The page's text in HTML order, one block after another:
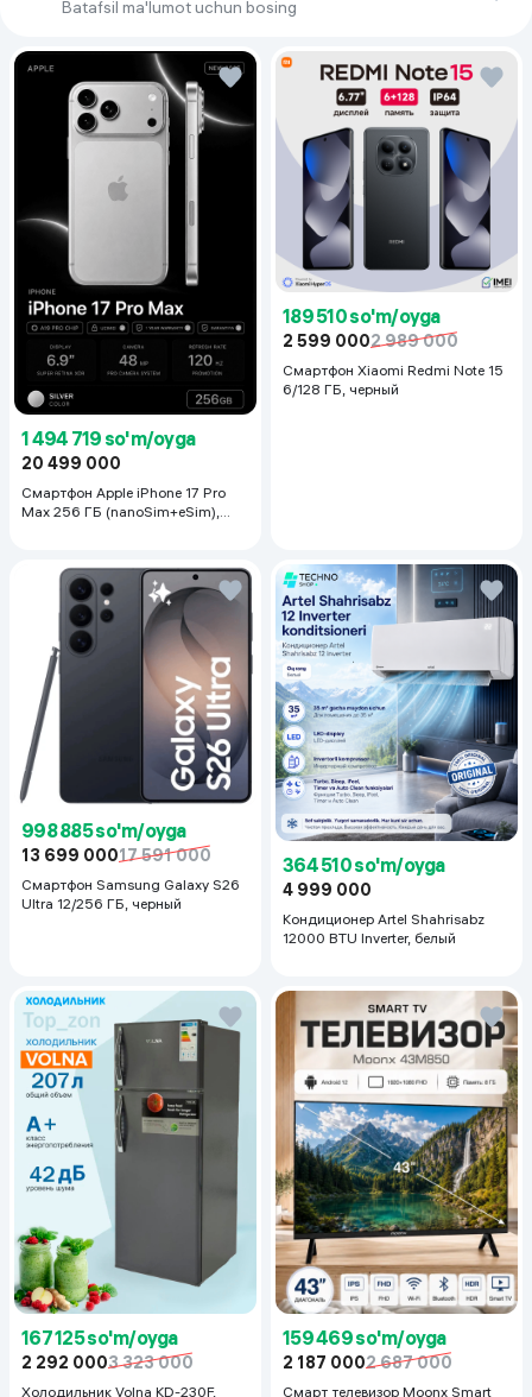
Batafsil ma'lumot uchun bosing
1 494 719 so'm/oyga
20 499 000
Смартфон Apple iPhone 17 Pro
Max 256 ГБ (nanoSim+eSim),
189 510 so'm/oyga
2 599 0002 989 000
Смартфон Xiaomi Redmi Note 15
6/128 ГБ, черный
998 885 so'm/oyga
13 699 00017 591 000
Смартфон Samsung Galaxy S26
Ultra 12/256 ГБ, черный
364 510 so'm/oyga
4 999 000
Кондиционер Artel Shahrisabz
12000 BTU Inverter, белый
167 125 so'm/oyga
2 292 0003 323 000
Холодильник Volna KD-230F,
159 469 so'm/oyga
2 187 0002 687 000
Смарт телевизор Moonx Smart